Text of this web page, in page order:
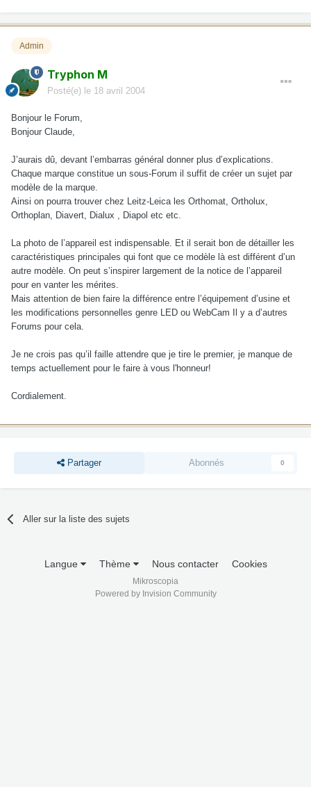
Admin
Tryphon M
Posté(e) le 18 avril 2004
Bonjour le Forum,
Bonjour Claude,
J’aurais dû, devant l’embarras général donner plus d’explications.
Chaque marque constitue un sous-Forum il suffit de créer un sujet par
modèle de la marque.
Ainsi on pourra trouver chez Leitz-Leica les Orthomat, Ortholux,
Orthoplan, Diavert, Dialux , Diapol etc etc.
La photo de l’appareil est indispensable. Et il serait bon de détailler les
caractéristiques principales qui font que ce modèle là est différent d’un
autre modèle. On peut s’inspirer largement de la notice de l’appareil
pour en vanter les mérites.
Mais attention de bien faire la différence entre l’équipement d’usine et
les modifications personnelles genre LED ou WebCam Il y a d’autres
Forums pour cela.
Je ne crois pas qu’il faille attendre que je tire le premier, je manque de
temps actuellement pour le faire à vous l'honneur!
Cordialement.
Partager Abonnés 0
Aller sur la liste des sujets
Langue Thème Nous contacter Cookies
Mikroscopia
Powered by Invision Community